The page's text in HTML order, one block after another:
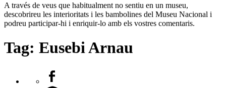
A través de veus que habitualment no sentiu en un museu,
descobrireu les interioritats i les bambolines del Museu Nacional i
podreu participar-hi i enriquir-lo amb els vostres comentaris.
Tag: Eusebi Arnau